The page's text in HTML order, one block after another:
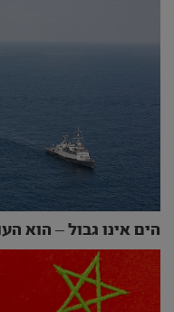
הים אינו גבול – הוא